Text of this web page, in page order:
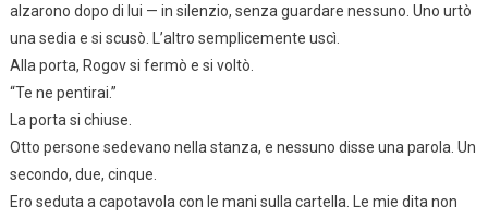
alzarono dopo di lui — in silenzio, senza guardare nessuno. Uno urtò
una sedia e si scusò. L’altro semplicemente uscì.
Alla porta, Rogov si fermò e si voltò.
“Te ne pentirai.”
La porta si chiuse.
Otto persone sedevano nella stanza, e nessuno disse una parola. Un
secondo, due, cinque.
Ero seduta a capotavola con le mani sulla cartella. Le mie dita non